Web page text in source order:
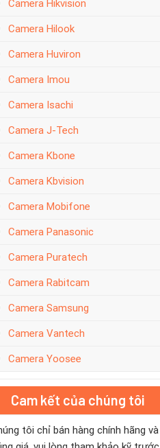
Camera Hikvision
Camera Hilook
Camera Huviron
Camera Imou
Camera Isachi
Camera J-Tech
Camera Kbone
Camera Kbvision
Camera Mobifone
Camera Panasonic
Camera Puratech
Camera Rabitcam
Camera Samsung
Camera Vantech
Camera Yoosee
Cam kết của chúng tôi
tôi chỉ bán hàng chính hãng và